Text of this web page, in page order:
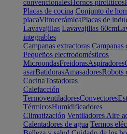
convencionalesHornos pirolíticos
Placas de cocina Conjunto de
placaVitrocerámicaPlacas de
Lavavajillas Lavavajillas 60cm
integrables
Campanas extractoras Campanas
Pequeños electrodomésticos
MicroondasFreidorasAspiradores
asarBatidorasAmasadoresRobots
CocinaTostadoras
Calefacción
TermoventiladoresConvectores
TérmicosHumidificadores
Climatización Ventiladores Aire
Calentadores de agua Termos